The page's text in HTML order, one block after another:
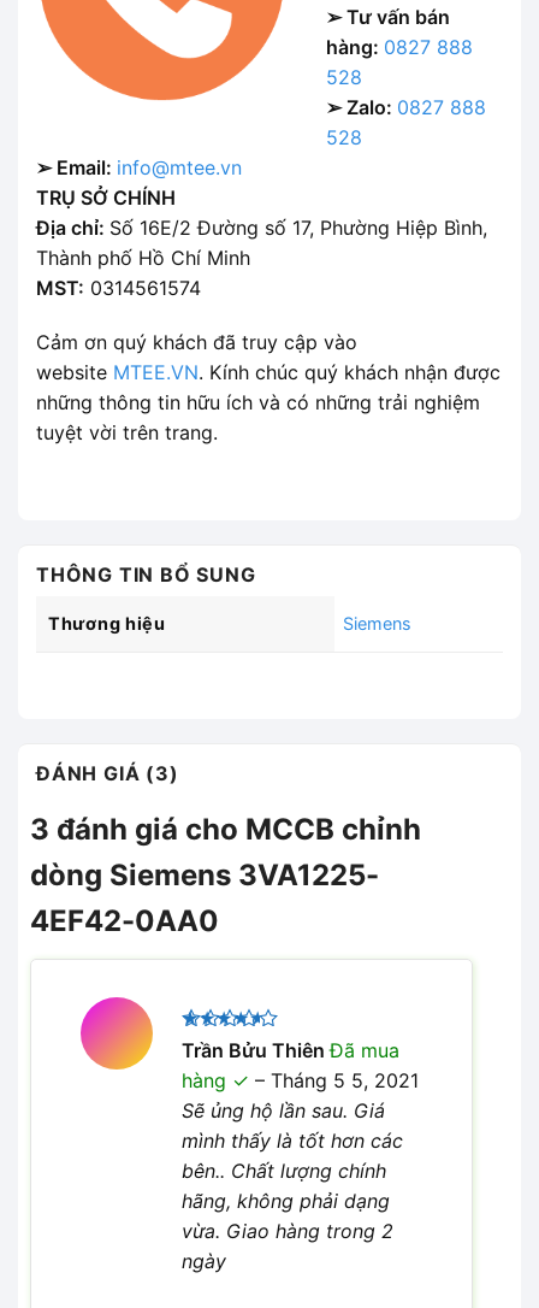
➢ Tư vấn bán
hàng: 0827 888
528
➢ Zalo: 0827 888
528
➢ Email: info@mtee.vn
TRỤ SỞ CHÍNH
Địa chỉ: Số 16E/2 Đường số 17, Phường Hiệp Bình,
Thành phố Hồ Chí Minh
MST: 0314561574
Cảm ơn quý khách đã truy cập vào
website MTEE.VN. Kính chúc quý khách nhận được
những thông tin hữu ích và có những trải nghiệm
tuyệt vời trên trang.
THÔNG TIN BỔ SUNG
Thương hiệu Siemens
ĐÁNH GIÁ (3)
3 đánh giá cho MCCB chỉnh
dòng Siemens 3VA1225-
4EF42-0AA0
Được
xếp hạng
45 sao
Trần Bửu ThiênĐã mua
hàng
– Tháng 5 5, 2021
Sẽ ủng hộ lần sau. Giá
mình thấy là tốt hơn các
bên.. Chất lượng chính
hãng, không phải dạng
vừa. Giao hàng trong 2
ngày